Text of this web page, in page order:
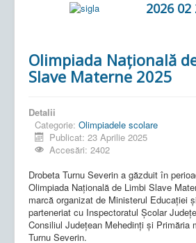
Olimpiada Națională
Slave Materne 2025
Detalii
Categorie: Olimpiadele scolare
Publicat: 23 Aprilie 2025
Accesări: 2402
Drobeta Turnu Severin a găzduit în
Olimpiada Națională de Limbi Slave
marcă organizat de Ministerul Educației
parteneriat cu Inspectoratul Școlar
Consiliul Județean Mehedinți și Primăria
Turnu Severin.